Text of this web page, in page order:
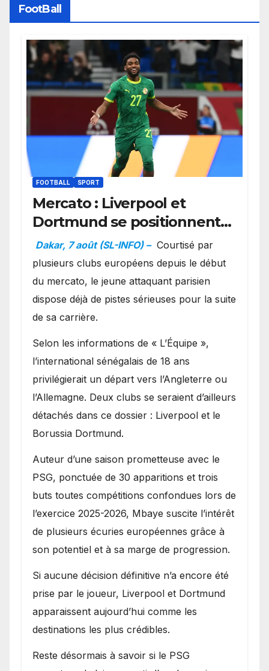
FootBall
FOOTBALL SPORT
Mercato : Liverpool et
Dortmund se positionnent
en favoris pour recruter
Ibrahim Mbaye
Dakar, 7 août (SL-INFO) – Courtisé par
plusieurs clubs européens depuis le début
du mercato, le jeune attaquant parisien
dispose déjà de pistes sérieuses pour la suite
de sa carrière.
Selon les informations de « L’Équipe »,
l’international sénégalais de 18 ans
privilégierait un départ vers l’Angleterre ou
l’Allemagne. Deux clubs se seraient d’ailleurs
détachés dans ce dossier : Liverpool et le
Borussia Dortmund.
Auteur d’une saison prometteuse avec le
PSG, ponctuée de 30 apparitions et trois
buts toutes compétitions confondues lors de
l’exercice 2025-2026, Mbaye suscite l’intérêt
de plusieurs écuries européennes grâce à
son potentiel et à sa marge de progression.
Si aucune décision définitive n’a encore été
prise par le joueur, Liverpool et Dortmund
apparaissent aujourd’hui comme les
destinations les plus crédibles.
Reste désormais à savoir si le PSG